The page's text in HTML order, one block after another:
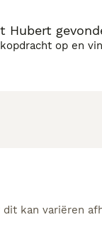
Hubert
op en
kan variëren